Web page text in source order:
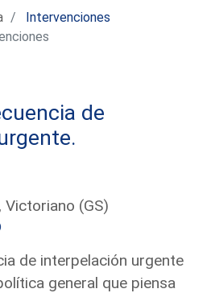
Intervenciones
de
Victoriano (GS)
de interpelación urgente
general que piensa